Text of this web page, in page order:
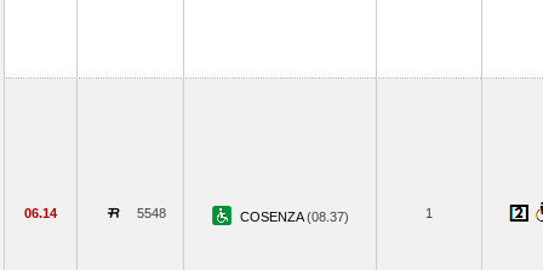
06.14 5548 COSENZA(08.37) 1